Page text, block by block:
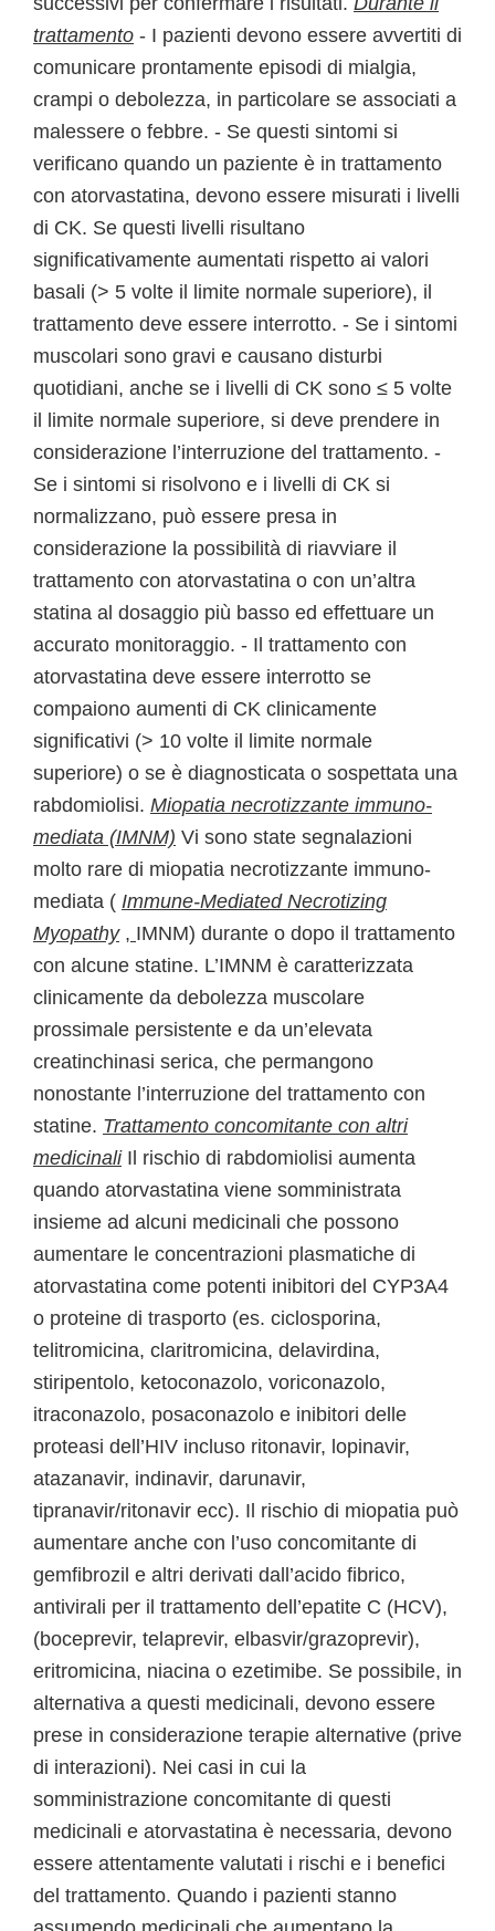
trattamento - I pazienti devono essere avvertiti di
comunicare prontamente episodi di mialgia,
crampi o debolezza, in particolare se associati a
malessere o febbre. - Se questi sintomi si
verificano quando un paziente è in trattamento
con atorvastatina, devono essere misurati i livelli
di CK. Se questi livelli risultano
significativamente aumentati rispetto ai valori
basali (> 5 volte il limite normale superiore), il
trattamento deve essere interrotto. - Se i sintomi
muscolari sono gravi e causano disturbi
quotidiani, anche se i livelli di CK sono ≤ 5 volte
il limite normale superiore, si deve prendere in
considerazione l’interruzione del trattamento. -
Se i sintomi si risolvono e i livelli di CK si
normalizzano, può essere presa in
considerazione la possibilità di riavviare il
trattamento con atorvastatina o con un’altra
statina al dosaggio più basso ed effettuare un
accurato monitoraggio. - Il trattamento con
atorvastatina deve essere interrotto se
compaiono aumenti di CK clinicamente
significativi (> 10 volte il limite normale
superiore) o se è diagnosticata o sospettata una
rabdomiolisi. Miopatia necrotizzante immuno-
mediata (IMNM) Vi sono state segnalazioni
molto rare di miopatia necrotizzante immuno-
mediata ( Immune-Mediated Necrotizing
Myopathy , IMNM) durante o dopo il trattamento
con alcune statine. L’IMNM è caratterizzata
clinicamente da debolezza muscolare
prossimale persistente e da un’elevata
creatinchinasi serica, che permangono
nonostante l’interruzione del trattamento con
statine. Trattamento concomitante con altri
medicinali Il rischio di rabdomiolisi aumenta
quando atorvastatina viene somministrata
insieme ad alcuni medicinali che possono
aumentare le concentrazioni plasmatiche di
atorvastatina come potenti inibitori del CYP3A4
o proteine di trasporto (es. ciclosporina,
telitromicina, claritromicina, delavirdina,
stiripentolo, ketoconazolo, voriconazolo,
itraconazolo, posaconazolo e inibitori delle
proteasi dell’HIV incluso ritonavir, lopinavir,
atazanavir, indinavir, darunavir,
tipranavir/ritonavir ecc). Il rischio di miopatia può
aumentare anche con l’uso concomitante di
gemfibrozil e altri derivati dall’acido fibrico,
antivirali per il trattamento dell’epatite C (HCV),
(boceprevir, telaprevir, elbasvir/grazoprevir),
eritromicina, niacina o ezetimibe. Se possibile, in
alternativa a questi medicinali, devono essere
prese in considerazione terapie alternative (prive
di interazioni). Nei casi in cui la
somministrazione concomitante di questi
medicinali e atorvastatina è necessaria, devono
essere attentamente valutati i rischi e i benefici
del trattamento. Quando i pazienti stanno